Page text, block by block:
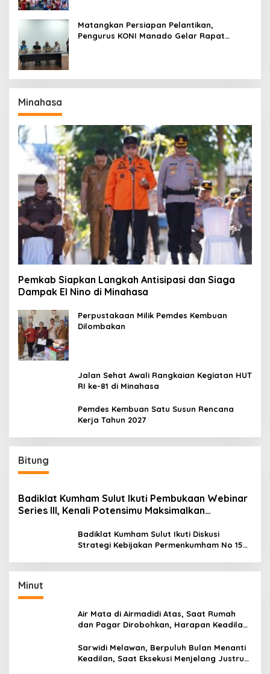
Matangkan Persiapan Pelantikan,
Pengurus KONI Manado Gelar Rapat
Minahasa
Pemkab Siapkan Langkah Antisipasi dan Siaga
Dampak El Nino di Minahasa
Perpustakaan Milik Pemdes Kembuan
Dilombakan
Jalan Sehat Awali Rangkaian Kegiatan HUT
RI ke-81 di Minahasa
Pemdes Kembuan Satu Susun Rencana
Kerja Tahun 2027
Bitung
Badiklat Kumham Sulut Ikuti Pembukaan Webinar
Series III, Kenali Potensimu Maksimalkan
Badiklat Kumham Sulut Ikuti Diskusi
Strategi Kebijakan Permenkumham No 15
Minut
Air Mata di Airmadidi Atas, Saat Rumah
dan Pagar Dirobohkan, Harapan Keadilan
Sarwidi Melawan, Berpuluh Bulan Menanti
Keadilan, Saat Eksekusi Menjelang Justru